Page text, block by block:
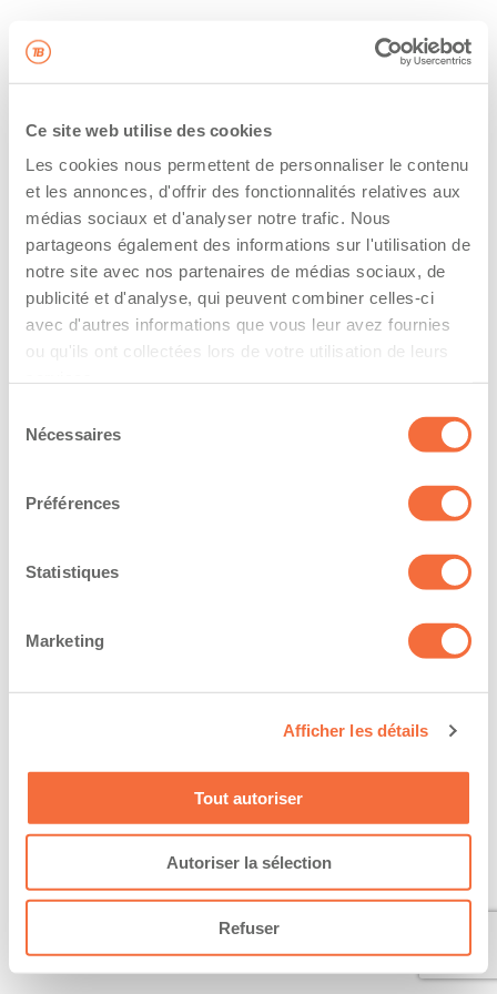
Ce site web utilise des cookies
Les cookies nous permettent de personnaliser le contenu
et les annonces, d'offrir des fonctionnalités relatives aux
médias sociaux et d'analyser notre trafic. Nous
partageons également des informations sur l'utilisation de
notre site avec nos partenaires de médias sociaux, de
publicité et d'analyse, qui peuvent combiner celles-ci
avec d'autres informations que vous leur avez fournies
ou qu'ils ont collectées lors de votre utilisation de leurs
Nécessaires
Préférences
Statistiques
Marketing
Afficher les détails
Tout autoriser
Autoriser la sélection
Refuser